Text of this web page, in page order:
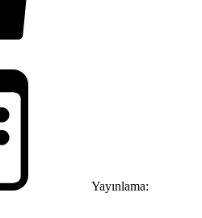
Yayınlama: